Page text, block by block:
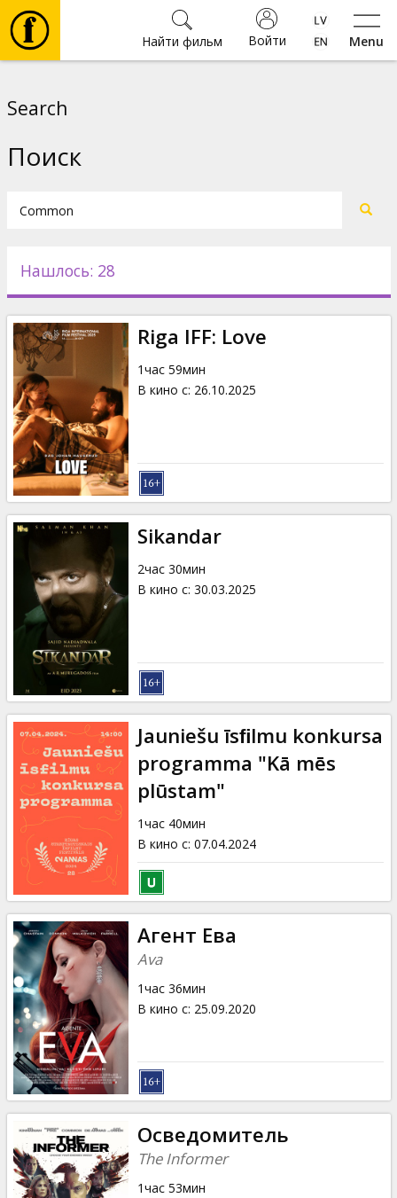
Menu
Войти
Найти фильм
Новости
Подарки
Кинозакуски
B2B
Клуб
Search
Поиск
Нашлось: 28
Riga IFF: Love
1час 59мин
В кино с: 26.10.2025
Sikandar
2час 30мин
В кино с: 30.03.2025
Jauniešu īsﬁlmu konkursa
programma "Kā mēs
plūstam"
1час 40мин
В кино с: 07.04.2024
Агент Ева
Ava
1час 36мин
В кино с: 25.09.2020
Осведомитель
The Informer
1час 53мин